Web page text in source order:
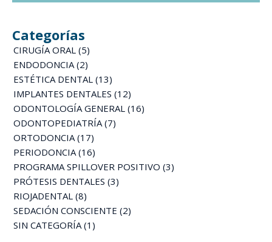
Categorías
CIRUGÍA ORAL(5)
ENDODONCIA(2)
ESTÉTICA DENTAL(13)
IMPLANTES DENTALES (12)
ODONTOLOGÍA GENERAL(16)
ODONTOPEDIATRÍA(7)
ORTODONCIA(17)
PERIODONCIA(16)
PROGRAMA SPILLOVER POSITIVO (3)
PRÓTESIS DENTALES (3)
RIOJADENTAL(8)
SEDACIÓN CONSCIENTE (2)
SIN CATEGORÍA(1)